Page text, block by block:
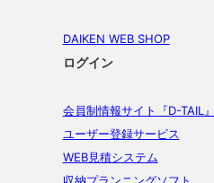
DAIKEN WEB SHOP
ログイン
会員制情報サイト『D-TAIL』
ユーザー登録サービス
WEB見積システム